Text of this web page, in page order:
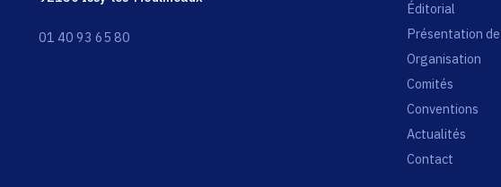
01 40 93 65 80
Éditorial
Présentation
Organisation
Comités
Conventions
Actualités
Contact